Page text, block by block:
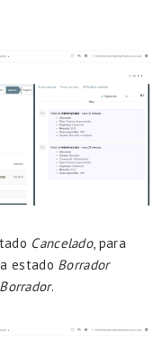
Cancelado, para
estado Borrador
.